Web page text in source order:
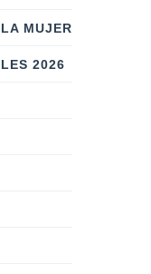
MUJER
2026